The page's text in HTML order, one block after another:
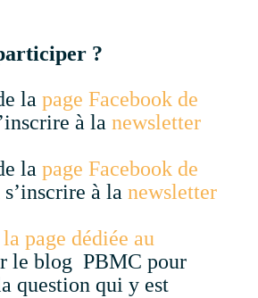
?
la page Facebook de
à la newsletter
la page Facebook de
s’inscrire à la newsletter
la page dédiée au
le blog PBMC pour
question qui y est